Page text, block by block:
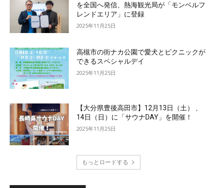
を全国へ発信、熱海観光局が「モンベルフ
レンドエリア」に登録
2025年11月25日
高槻市の街ナカ公園で愛犬とピクニックが
できるスペシャルデイ
2025年11月25日
【大分県豊後高田市】12月13日（土） 、
14日（日）に「サウナDAY」を開催！
2025年11月25日
もっとロードする